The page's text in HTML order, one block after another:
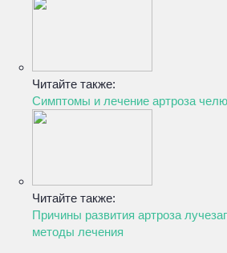
Читайте также:
Симптомы и лечение артроза
Читайте также:
Причины развития артроза
методы лечения